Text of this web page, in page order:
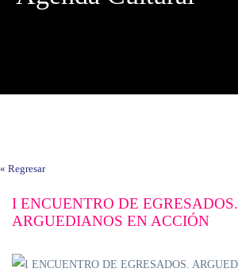
« Regresar
I ENCUENTRO DE EGRESADOS.
ARGUEDIANOS EN ACCIÓN